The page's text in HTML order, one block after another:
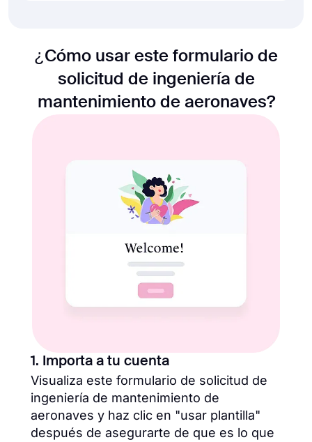
¿Cómo usar este formulario de
solicitud de ingeniería de
mantenimiento de aeronaves?
1. Importa a tu cuenta
Visualiza este formulario de solicitud de
ingeniería de mantenimiento de
aeronaves y haz clic en "usar plantilla"
después de asegurarte de que es lo que